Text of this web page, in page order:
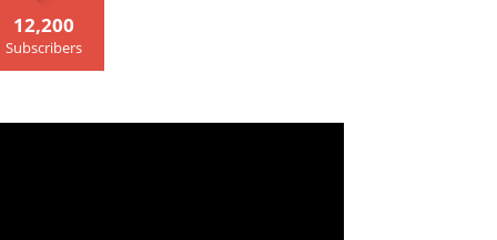
12,200
Subscribers